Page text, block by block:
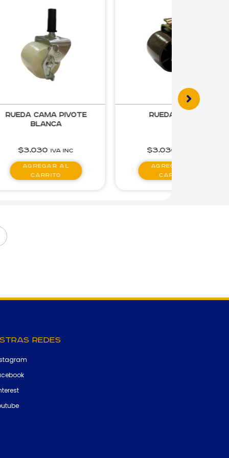
Rueda Cama
$3.030 IVA inc
Agregar al
carrito
Rueda Giratoria Doble PU
3.500 - $4.220
Seleccionar
opciones
Redes